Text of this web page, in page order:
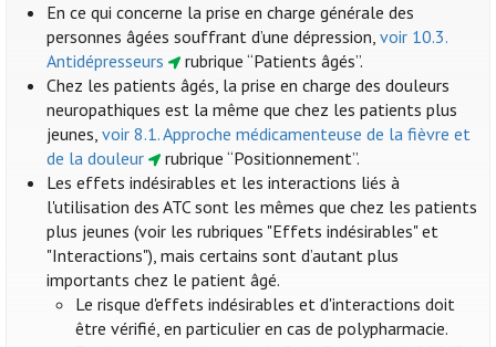
En ce qui concerne la prise en charge générale des
personnes âgées souffrant d’une dépression,voir 10.3.
Antidépresseurs
rubrique “Patients âgés”.
Chez les patients âgés, la prise en charge des douleurs
neuropathiques est la même que chez les patients plus
jeunes,voir 8.1. Approche médicamenteuse de la fièvre et
de la douleur
rubrique “Positionnement”.
Les effets indésirables et les interactions liés à
l'utilisation des ATC sont les mêmes que chez les patients
plus jeunes (voir les rubriques "Effets indésirables" et
"Interactions"), mais certains sont d’autant plus
importants chez le patient âgé.
Le risque d'effets indésirables et d'interactions doit
être vérifié, en particulier en cas de polypharmacie.